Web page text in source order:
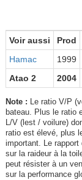
Voir aussi Prod
Hamac
1999
Atao 2
2004
Note : Le ratio V/P
bateau. Plus le ratio
L/V (lest / voilure)
ratio est élevé, plus
important. Le
sur la raideur à la
peut résister à un
sur la performance